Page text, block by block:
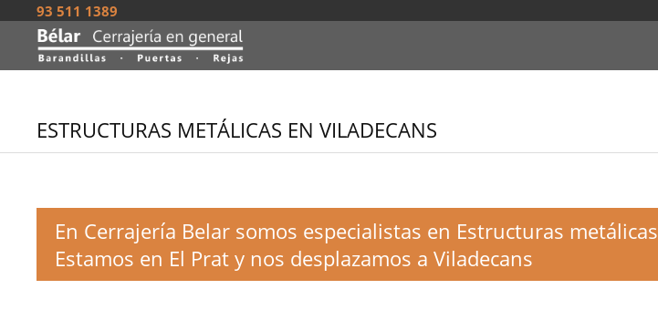
93 511 1389
ESTRUCTURAS METÁLICAS EN VILADECANS
En Cerrajería Belar somos especialistas en Estructuras metálicas
Estamos en El Prat y nos desplazamos a Viladecans